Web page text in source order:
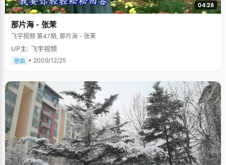
04:28
那片海 - 张茉
飞宇视频 第47期, 那片海 - 张茉
UP主: 飞宇视频
歌曲 • 2009/12/25